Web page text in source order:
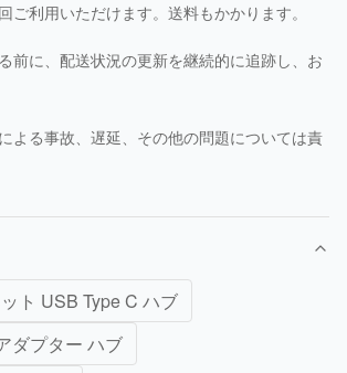
利用いただけます。送料もかかります。
前に、配送状況の更新を継続的に追跡し、お
よる事故、遅延、その他の問題については責
ト USB Type C ハブ
ダプター ハブ